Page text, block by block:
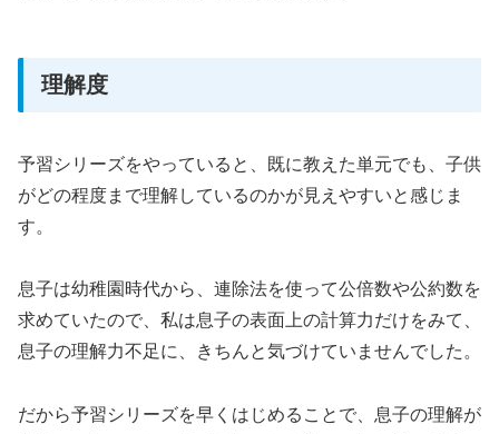
理解度
予習シリーズをやっていると、既に教えた単元でも、子供
がどの程度まで理解しているのかが見えやすいと感じま
す。
息子は幼稚園時代から、連除法を使って公倍数や公約数を
求めていたので、私は息子の表面上の計算力だけをみて、
息子の理解力不足に、きちんと気づけていませんでした。
だから予習シリーズを早くはじめることで、息子の理解が